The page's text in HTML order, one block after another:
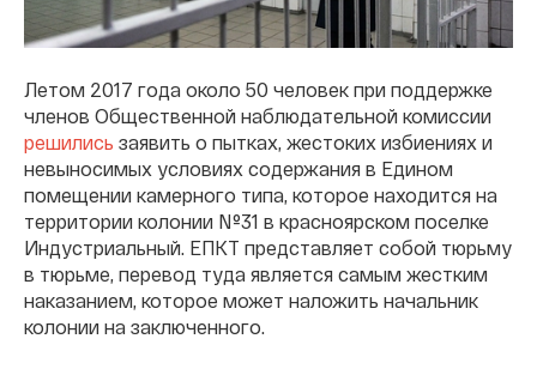
Летом 2017 года около 50 человек при поддержке
членов Общественной наблюдательной комиссии
решились заявить о пытках, жестоких избиениях и
невыносимых условиях содержания в Едином
помещении камерного типа, которое находится на
территории колонии №31 в красноярском поселке
Индустриальный. ЕПКТ представляет собой тюрьму
в тюрьме, перевод туда является самым жестким
наказанием, которое может наложить начальник
колонии на заключенного.